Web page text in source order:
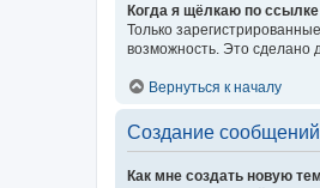
Когда я щёлкаю по
Только
возможность. Это сделано
Вернуться к началу
Создание сообщений
Как мне создать новую